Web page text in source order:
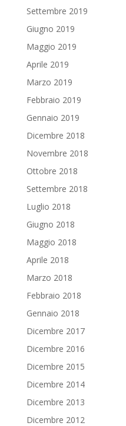
Settembre 2019
Giugno 2019
Maggio 2019
Aprile 2019
Marzo 2019
Febbraio 2019
Gennaio 2019
Dicembre 2018
Novembre 2018
Ottobre 2018
Settembre 2018
Luglio 2018
Giugno 2018
Maggio 2018
Aprile 2018
Marzo 2018
Febbraio 2018
Gennaio 2018
Dicembre 2017
Dicembre 2016
Dicembre 2015
Dicembre 2014
Dicembre 2013
Dicembre 2012